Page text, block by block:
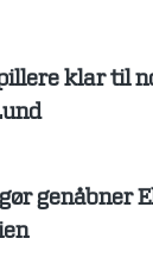
klar til
genåbner